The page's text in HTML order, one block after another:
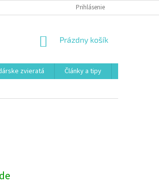
OBCHODNÉ PODMIENKY POSTUP
Prihlásenie
NÁKUPNÝ
Prázdny košík
zvieratá Články a tipy